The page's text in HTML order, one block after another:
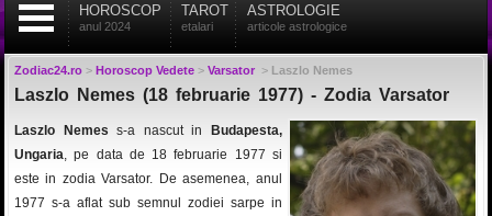
HOROSCOP
anul 2024
TAROT
etalari
ASTROLOGIE
articole astrologice
Zodiac24.ro> Horoscop Vedete> Varsator> Laszlo Nemes
Laszlo Nemes (18 februarie 1977) - Zodia Varsator
Laszlo Nemes s-a nascut in
Budapesta,
Ungaria, pe data de 18 februarie 1977 si
este in zodia Varsator. De asemenea, anul
1977 s-a aflat sub semnul zodiei sarpe in